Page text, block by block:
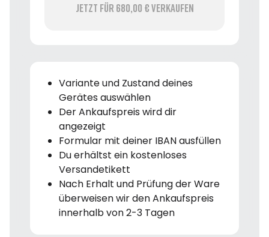
Jetzt für 680,00 € verkaufen
Variante und Zustand deines
Gerätes auswählen
Der Ankaufspreis wird dir
angezeigt
Formular mit deiner IBAN ausfüllen
Du erhältst ein kostenloses
Versandetikett
Nach Erhalt und Prüfung der Ware
überweisen wir den Ankaufspreis
innerhalb von 2-3 Tagen